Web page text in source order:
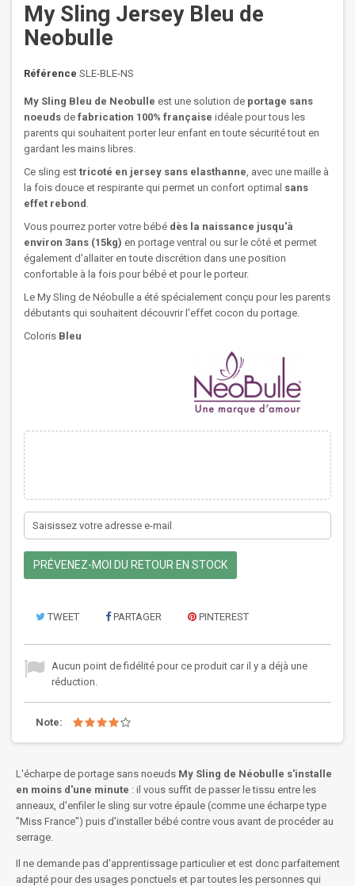
My Sling Jersey Bleu de
Neobulle
Référence SLE-BLE-NS
My Sling Bleu de Neobulle est une solution de portage sans
noeuds de fabrication 100% française idéale pour tous les
parents qui souhaitent porter leur enfant en toute sécurité tout en
gardant les mains libres.
Ce sling est tricoté en jersey sans elasthanne, avec une maille à
la fois douce et respirante qui permet un confort optimal sans
effet rebond .
Vous pourrez porter votre bébé dès la naissance jusqu'à
environ 3ans (15kg) en portage ventral ou sur le côté et permet
également d'allaiter en toute discrétion dans une position
confortable à la fois pour bébé et pour le porteur.
Le My Sling de Néobulle a été spécialement conçu pour les parents
débutants qui souhaitent découvrir l'effet cocon du portage.
Coloris Bleu
PRÉVENEZ-MOI DU RETOUR EN STOCK
TWEET PARTAGER PINTEREST
Aucun point de fidélité pour ce produit car il y a déjà une
réduction.
Note:
L'écharpe de portage sans noeuds My Sling de Néobulle s'installe
en moins d'une minute : il vous suffit de passer le tissu entre les
anneaux, d'enfiler le sling sur votre épaule (comme une écharpe type
"Miss France") puis d'installer bébé contre vous avant de procéder au
serrage.
Il ne demande pas d'apprentissage particulier et est donc parfaitement
adapté pour des usages ponctuels et par toutes les personnes qui